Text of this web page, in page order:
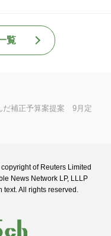
覧
だ補正予算案提案 9月定
of Reuters Limited
News Network LP, LLLP
All rights reserved.